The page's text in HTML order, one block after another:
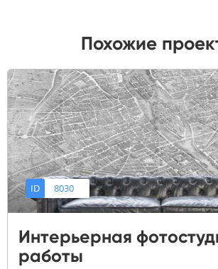
Похожие
ID 8030
Интерьерная
работы